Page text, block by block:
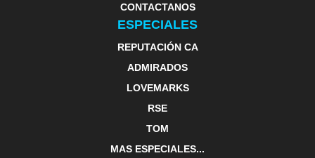
CONTACTANOS
ESPECIALES
REPUTACIÓN CA
ADMIRADOS
LOVEMARKS
RSE
TOM
MAS ESPECIALES...